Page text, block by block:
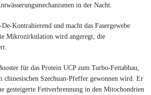
in der Nacht.
Kontrahierend und macht das Fasergewebe
Mikrozirkulation wird angeregt, die
für das Protein UCP zum Turbo-Fettabbau,
chinesischen Szechuan-Pfeffer gewonnen wird. Er
gesteigerte Fettverbrennung in den Mitochondrien